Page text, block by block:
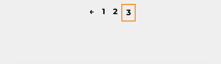
← 1 2 3